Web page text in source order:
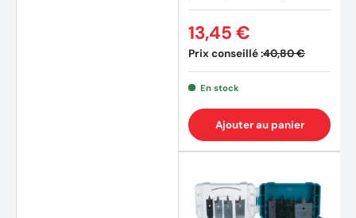
Prix conseillé :40,80 €
13,45 €
En stock
Ajouter au panier